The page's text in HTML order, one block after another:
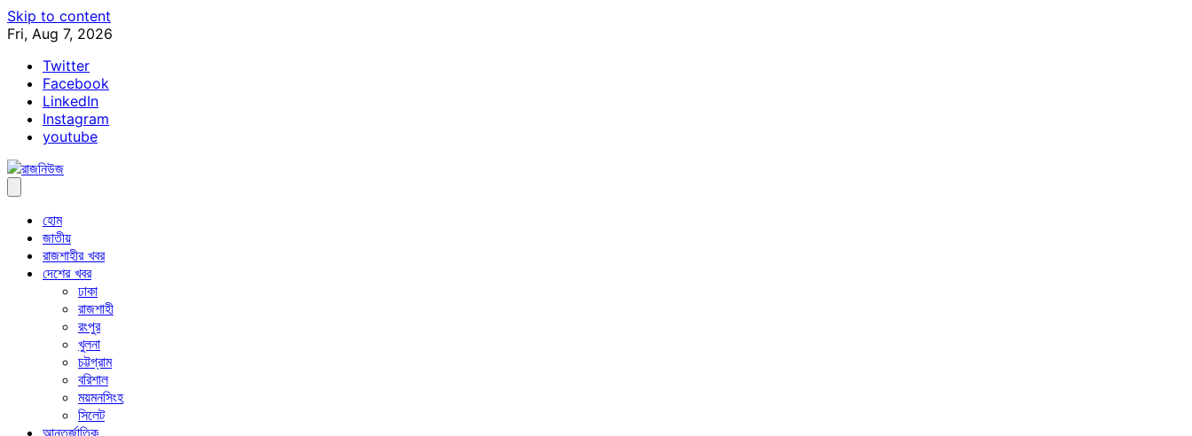
Skip to content
Fri, Aug 7, 2026
Twitter
Facebook
LinkedIn
Instagram
youtube
হোম
জাতীয়
রাজশাহীর খবর
দেশের খবর
ঢাকা
রাজশাহী
রংপুর
খুলনা
চট্টগ্রাম
বরিশাল
ময়মনসিংহ
সিলেট
আন্তর্জাতিক